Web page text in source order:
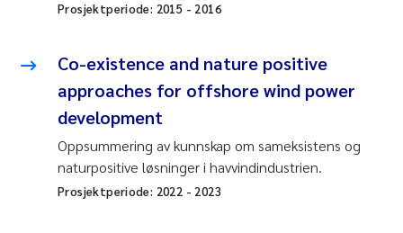
Prosjektperiode: 2015 - 2016
Co-existence and nature positive
approaches for offshore wind power
development
Oppsummering av kunnskap om sameksistens og
naturpositive løsninger i havvindindustrien.
Prosjektperiode: 2022 - 2023